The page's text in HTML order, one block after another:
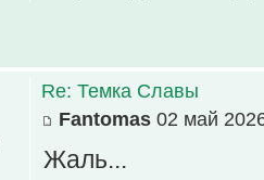
Re: Темка Славы
Fantomas 02 май
Жаль...